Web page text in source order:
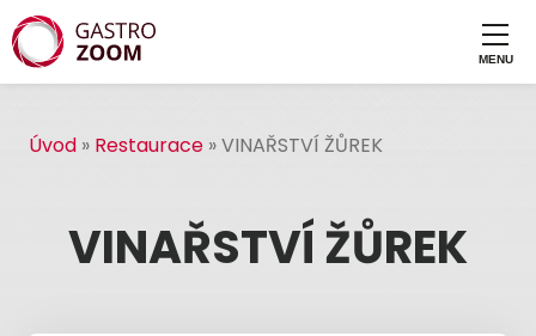
Úvod » Restaurace »VINAŘSTVÍ ŽŮREK
VINAŘSTVÍ ŽŮREK